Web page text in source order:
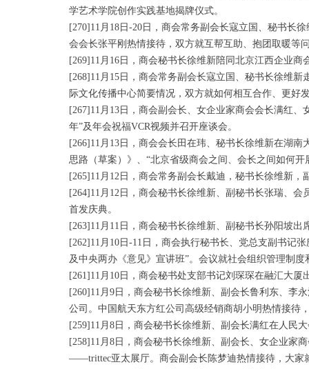
学艺术学院创作实践基地揭牌仪式。
[270]11月18日-20日，商会常务副会长寇立国、秘书长
会会长张平刚热情接待，双方就互帮互助、抱团取暖等
[269]11月16日，商会秘书长徐维新陪同北京江西企业
[268]11月15日，商会常务副会长寇立国、秘书长徐维
际文化传播中心简要情况，双方就如何相互合作、更好
[267]11月13日，商会副会长、女企业家商会会长满红
年”及年会祝福VCR视频并召开座谈会。
[266]11月13日，商会会长田在玮、秘书长徐维新在湖
思路（草案）》、“北京省级商会之间、会长之间如何
[265]11月12日，商会常务副会长戴迪，秘书长徐维新
[264]11月12日，商会秘书长徐维新、副秘书长张瑞、
首发庆典。
[263]11月11日，商会秘书长徐维新、副秘书长孙阳坡
[262]11月10日-11日，商会执行秘书长、党总支副书记
及中央两办《意见》宣讲班”。会议就社会组织管理制
[261]11月10日，商会秘书处支部书记刘琛琛在融汇大
[260]11月9日，商会秘书长徐维新、副会长鲁利东、李
公司。中国航天东方红公司高级经销商胡小明热情接待
[259]11月8日，商会秘书长徐维新、副会长满红在人民
[258]11月8日，商会秘书长徐维新、副会长、女企业家
——trittec亚太展厅。商会副会长陈梦迪热情接待，大家